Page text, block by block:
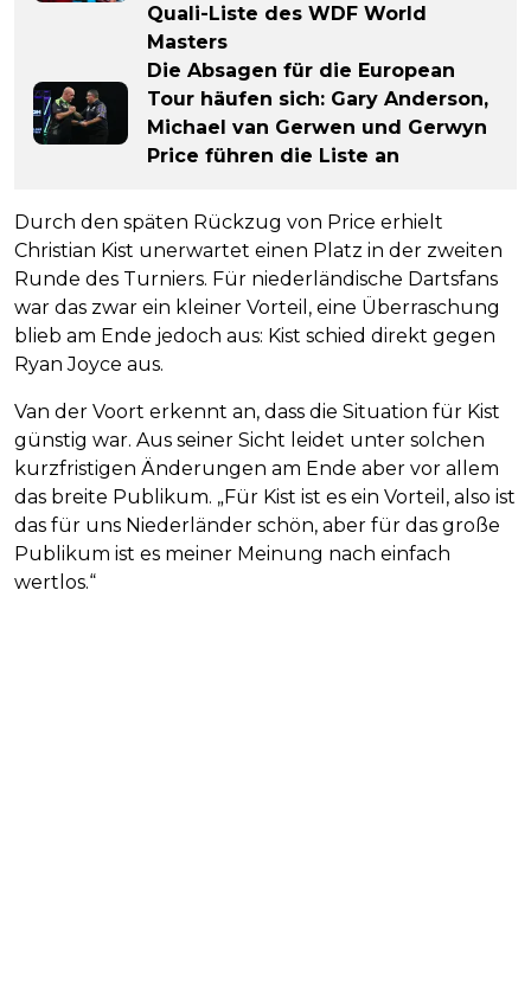
Quali-Liste des WDF World
Masters
Die Absagen für die European
Tour häufen sich: Gary Anderson,
Michael van Gerwen und Gerwyn
Price führen die Liste an
Durch den späten Rückzug von Price erhielt
Christian Kist unerwartet einen Platz in der zweiten
Runde des Turniers. Für niederländische Dartsfans
war das zwar ein kleiner Vorteil, eine Überraschung
blieb am Ende jedoch aus: Kist schied direkt gegen
Ryan Joyce aus.
Van der Voort erkennt an, dass die Situation für Kist
günstig war. Aus seiner Sicht leidet unter solchen
kurzfristigen Änderungen am Ende aber vor allem
das breite Publikum. „Für Kist ist es ein Vorteil, also ist
das für uns Niederländer schön, aber für das große
Publikum ist es meiner Meinung nach einfach
wertlos.“